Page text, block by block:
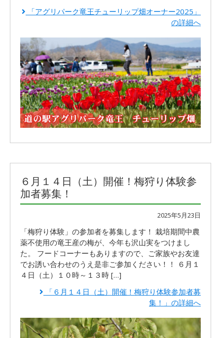
「アグリパーク竜王チューリップ畑オーナー2025」
の詳細へ
６月１４日（土）開催！梅狩り体験参
加者募集！
2025年5月23日
「梅狩り体験」の参加者を募集します！ 栽培期間中農
薬不使用の竜王産の梅が、今年も沢山実をつけまし
た。 フードコーナーもありますので、ご家族やお友達
でお誘い合わせのうえ是非ご参加ください！！ ６月１
４日（土）１０時～１３時 […]
「６月１４日（土）開催！梅狩り体験参加者募
集！」の詳細へ